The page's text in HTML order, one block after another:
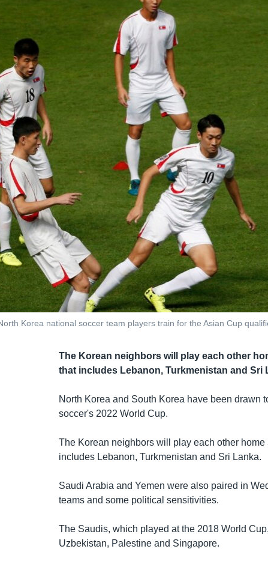
Korea national soccer team players train for the Asian Cup
The Korean neighbors will play each other
that includes Lebanon, Turkmenistan and Sri
North Korea and South Korea have been drawn
soccer's 2022 World Cup.
The Korean neighbors will play each other
includes Lebanon, Turkmenistan and Sri Lanka.
Saudi Arabia and Yemen were also paired in
teams and some political sensitivities.
The Saudis, which played at the 2018 World
Uzbekistan, Palestine and Singapore.